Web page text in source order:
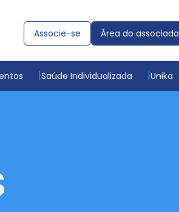
Associe-se Área do associado
Saúde Individualizada Unika